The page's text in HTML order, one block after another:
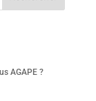
AGAPE ?